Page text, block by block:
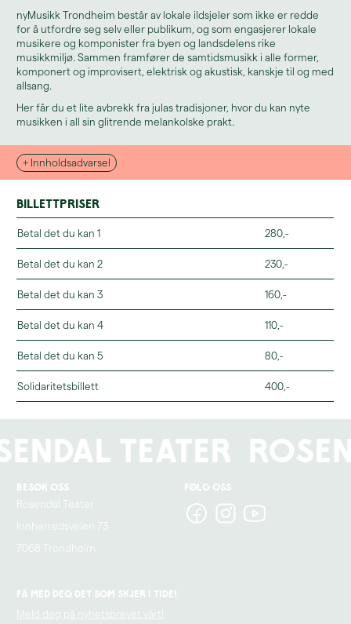
nyMusikk Trondheim består av lokale ildsjeler som ikke er redde
for å utfordre seg selv eller publikum, og som engasjerer lokale
musikere og komponister fra byen og landsdelens rike
musikkmiljø. Sammen framfører de samtidsmusikk i alle former,
komponert og improvisert, elektrisk og akustisk, kanskje til og med
allsang.
Her får du et lite avbrekk fra julas tradisjoner, hvor du kan nyte
musikken i all sin glitrende melankolske prakt.
+ Innholdsadvarsel
tilgjengelighet her.
Billettpriser
Betal det du kan 1 280,-
Betal det du kan 2 230,-
Betal det du kan 3 160,-
Betal det du kan 4 110,-
Betal det du kan 5 80,-
Solidaritetsbillett 400,-
Teater
Besøk oss
Rosendal Teater
Innherredsveien 73
7068 Trondheim
Følg oss
Få med deg det som skjer i tide!
Meld deg på nyhetsbrevet vårt!